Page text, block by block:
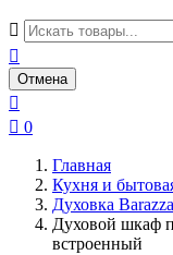


Отмена

 0
Главная
Кухня и
Духовка Barazza
Духовой шкаф
встроенный